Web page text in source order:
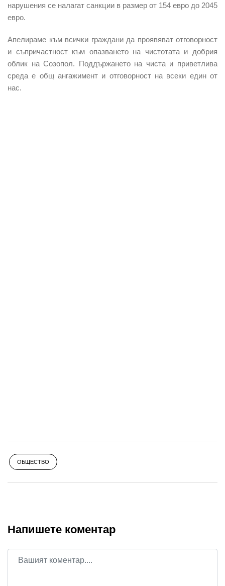
нарушения се налагат санкции в размер от 154 евро до 2045
евро.
Апелираме към всички граждани да проявяват отговорност
и съпричастност към опазването на чистотата и добрия
облик на Созопол. Поддържането на чиста и приветлива
среда е общ ангажимент и отговорност на всеки един от
нас.
ОБЩЕСТВО
Напишете коментар